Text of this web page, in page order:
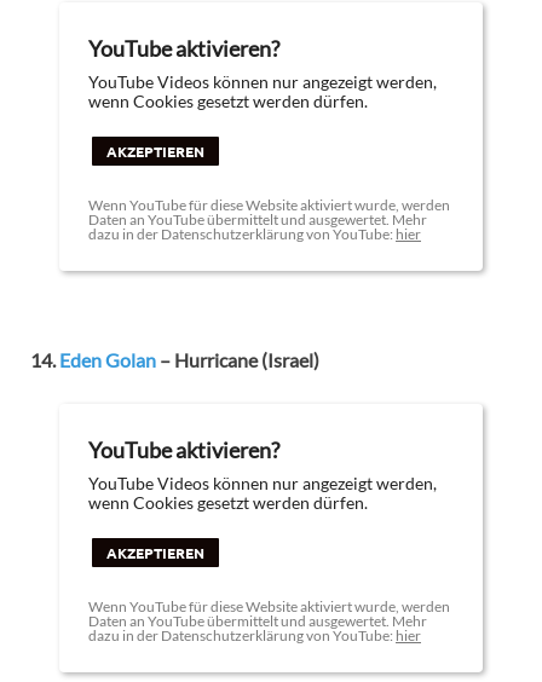
YouTube aktivieren?
YouTube Videos können nur angezeigt werden,
wenn Cookies gesetzt werden dürfen.
AKZEPTIEREN
Wenn YouTube für diese Website aktiviert wurde, werden
Daten an YouTube übermittelt und ausgewertet. Mehr
dazu in der Datenschutzerklärung von YouTube: hier
14.Eden Golan – Hurricane (Israel)
YouTube aktivieren?
YouTube Videos können nur angezeigt werden,
wenn Cookies gesetzt werden dürfen.
AKZEPTIEREN
Wenn YouTube für diese Website aktiviert wurde, werden
Daten an YouTube übermittelt und ausgewertet. Mehr
dazu in der Datenschutzerklärung von YouTube: hier